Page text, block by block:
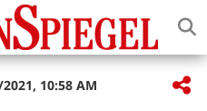
10:58 AM